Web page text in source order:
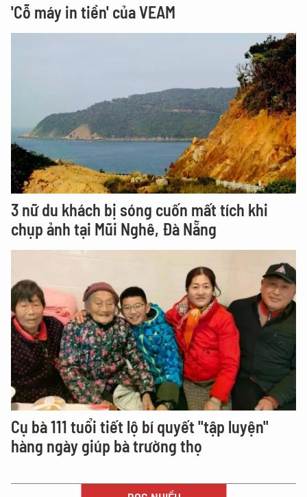
'Cỗ máy in tiền' của VEAM
3 nữ du khách bị sóng cuốn mất tích khi
chụp ảnh tại Mũi Nghê, Đà Nẵng
Cụ bà 111 tuổi tiết lộ bí quyết "tập luyện"
hàng ngày giúp bà trường thọ